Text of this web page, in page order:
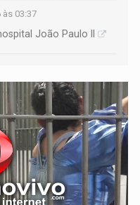
03:37
João Paulo II